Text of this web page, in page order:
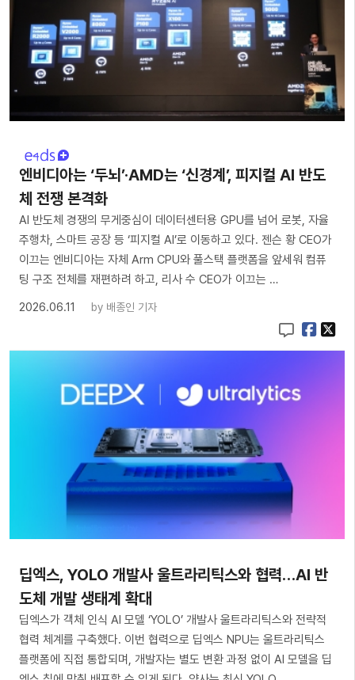
엔비디아는 ‘두뇌’·AMD는 ‘신경계’, 피지컬 AI 반도
체 전쟁 본격화
AI 반도체 경쟁의 무게중심이 데이터센터용 GPU를 넘어 로봇, 자율
주행차, 스마트 공장 등 ‘피지컬 AI’로 이동하고 있다. 젠슨 황 CEO가
이끄는 엔비디아는 자체 Arm CPU와 풀스택 플랫폼을 앞세워 컴퓨
팅 구조 전체를 재편하려 하고, 리사 수 CEO가 이끄는 …
2026.06.11
by 배종인 기자
딥엑스, YOLO 개발사 울트라리틱스와 협력…AI 반
도체 개발 생태계 확대
딥엑스가 객체 인식 AI 모델 ‘YOLO’ 개발사 울트라리틱스와 전략적
협력 체계를 구축했다. 이번 협력으로 딥엑스 NPU는 울트라리틱스
플랫폼에 직접 통합되며, 개발자는 별도 변환 과정 없이 AI 모델을 딥